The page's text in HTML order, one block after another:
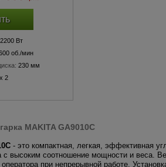
2200 Вт
об./мин
230 мм
2
MAKITA GA9010C
- это компактная, легкая, эффективная
высоким соотношение мощности и веса.
при непрерывной работе.